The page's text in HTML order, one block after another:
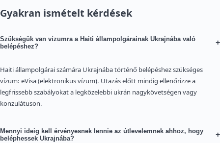
Gyakran ismételt kérdések
Szükségük van vízumra a Haiti állampolgárainak Ukrajnába való
belépéshez?
+
Haiti állampolgárai számára Ukrajnába történő belépéshez szükséges
vízum: eVisa (elektronikus vízum). Utazás előtt mindig ellenőrizze a
legfrissebb szabályokat a legközelebbi ukrán nagykövetségen vagy
konzulátuson.
Mennyi ideig kell érvényesnek lennie az útlevelemnek ahhoz, hogy
beléphessek Ukrajnába?
+